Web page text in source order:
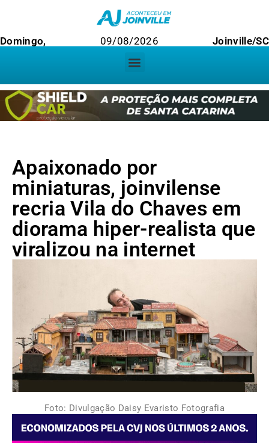
Domingo, 09/08/2026 Joinville/SC
Apaixonado por
miniaturas, joinvilense
recria Vila do Chaves em
diorama hiper-realista que
viralizou na internet
Foto: Divulgação Daisy Evaristo Fotografia